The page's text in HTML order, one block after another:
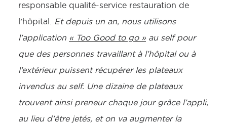
responsable qualité-service restauration de
l’hôpital.
Et depuis un an, nous utilisons
l’application « Too Good to go » au self pour
que des personnes travaillant à l’hôpital ou à
l’extérieur puissent récupérer les plateaux
invendus au self. Une dizaine de plateaux
trouvent ainsi preneur chaque jour grâce l’appli,
au lieu d’être jetés, et on va augmenter la